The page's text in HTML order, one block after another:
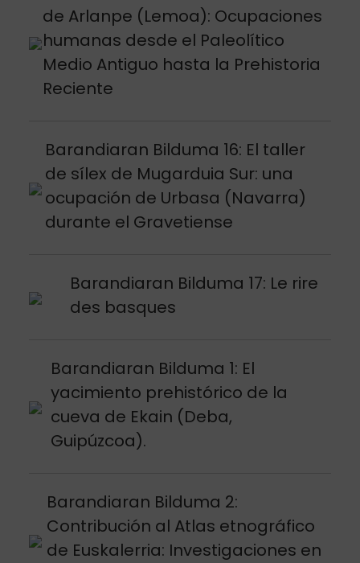
de Arlanpe (Lemoa): Ocupaciones
humanas desde el Paleolítico
Medio Antiguo hasta la Prehistoria
Reciente
Barandiaran Bilduma 16: El taller
de sílex de Mugarduia Sur: una
ocupación de Urbasa (Navarra)
durante el Gravetiense
Argitalpena ikusi
Barandiaran Bilduma 17: Le rire
des basques
Argitalpena ikusi
Barandiaran Bilduma 1: El
yacimiento prehistórico de la
cueva de Ekain (Deba,
Guipúzcoa).
Argitalpena ikusi
Barandiaran Bilduma 2:
Contribución al Atlas etnográfico
de Euskalerria: Investigaciones en
Argitalpena ikusi